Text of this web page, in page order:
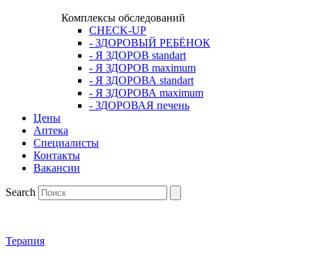
Комплексы обследований
CHECK-UP
- ЗДОРОВЫЙ РЕБЁНОК
- Я ЗДОРОВ standart
- Я ЗДОРОВ maximum
- Я ЗДОРОВА standart
- Я ЗДОРОВА maximum
- ЗДОРОВАЯ печень
Цены
Аптека
Cпециалисты
Контакты
Вакансии
Search
Терапия